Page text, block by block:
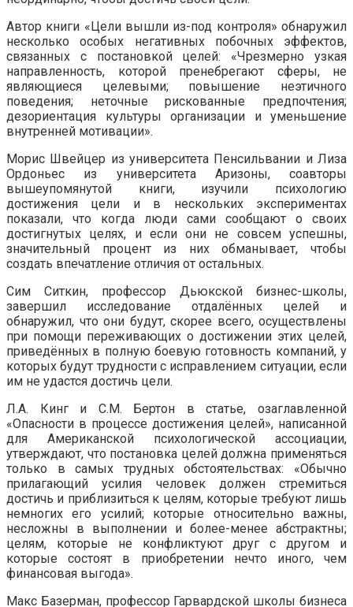
Автор книги «Цели вышли из-под контроля» обнаружил
несколько особых негативных побочных эффектов,
связанных с постановкой целей: «Чрезмерно узкая
направленность, которой пренебрегают сферы, не
являющиеся целевыми; повышение неэтичного
поведения; неточные рискованные предпочтения;
дезориентация культуры организации и уменьшение
внутренней мотивации».
Морис Швейцер из университета Пенсильвании и Лиза
Ордоньес из университета Аризоны, соавторы
вышеупомянутой книги, изучили психологию
достижения цели и в нескольких экспериментах
показали, что когда люди сами сообщают о своих
достигнутых целях, и если они не совсем успешны,
значительный процент из них обманывает, чтобы
создать впечатление отличия от остальных.
Сим Ситкин, профессор Дьюкской бизнес-школы,
завершил исследование отдалённых целей и
обнаружил, что они будут, скорее всего, осуществлены
при помощи переживающих о достижении этих целей,
приведённых в полную боевую готовность компаний, у
которых будут трудности с исправлением ситуации, если
им не удастся достичь цели.
Л.А. Кинг и C.M. Бертон в статье, озаглавленной
«Опасности в процессе достижения целей», написанной
для Американской психологической ассоциации,
утверждают, что постановка целей должна применяться
только в самых трудных обстоятельствах: «Обычно
прилагающий усилия человек должен стремиться
достичь и приблизиться к целям, которые требуют лишь
немногих его усилий; которые относительно важны,
несложны в выполнении и более-менее абстрактны;
целям, которые не конфликтуют друг с другом и
которые состоят в приобретении нечто иного, чем
финансовая выгода».
Макс Базерман, профессор Гарвардской школы бизнеса